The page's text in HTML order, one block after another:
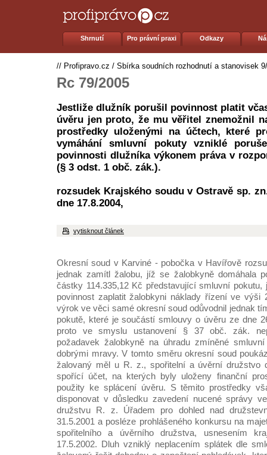
Shrnutí Pro právní praxi Odkazy
// Profipravo.cz / Sbírka soudních rozhodnutí a stanovisek
Rc 79/2005
Jestliže dlužník porušil povinnost platit
úvěru jen proto, že mu věřitel znemožnil
prostředky uloženými na účtech, které
vymáhání smluvní pokuty vzniklé
povinnosti dlužníka výkonem práva v
(§ 3 odst. 1 obč. zák.).
rozsudek Krajského soudu v Ostravě sp.
dne 17.8.2004,
vytisknout článek
Okresní soud v Karviné - pobočka v Havířově
jednak zamítl žalobu, jíž se žalobkyně domáhala
částky 114.335,12 Kč představující smluvní pokutu,
povinnost zaplatit žalobkyni náklady řízení ve výši
výrok ve věci samé okresní soud odůvodnil jednak
pokutě, které je součástí smlouvy o úvěru ze dne
proto ve smyslu ustanovení § 37 obč. zák.
požadavek žalobkyně na úhradu zmíněné
dobrými mravy. V tomto směru okresní soud
žalovaný měl u R. z., spořitelní a úvěrní družstvo
spořící účet, na kterých byly uloženy finanční
použity ke splácení úvěru. S těmito prostředky
disponovat v důsledku zavedení nucené správy
družstvu R. z. Úřadem pro dohled nad
31.5.2001 a posléze prohlášeného konkursu na
spořitelního a úvěrního družstva, usnesením
17.5.2002. Dluh vzniklý neplacením splátek dle